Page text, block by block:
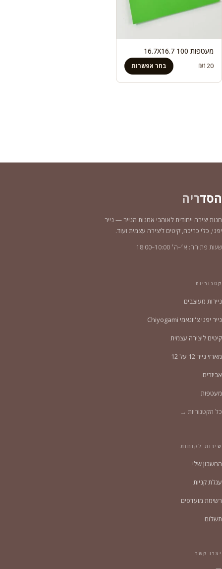
מעטפות 100 16.7X16.7
₪120 בחר אפשרות
הסדריה
חנות יצירה ייחודית לאוהבי אמנות הנייר — נייר
יפני, כלי כריכה, קיטים ליצירה עצמית ועוד.
שעות פתיחה: א׳–ה׳ 10:00–18:00
קטגוריות
ניירות מעוצבים
נייר יפני צ'יוגאמי Chiyogami
קיטים ליצירה עצמית
מארזי נייר 12 על 12
אביזרים
מעטפות
כל הקטגוריות →
שירות לקוחות
החשבון שלי
עגלת קניות
רשימת מועדפים
תשלום
יצרו קשר